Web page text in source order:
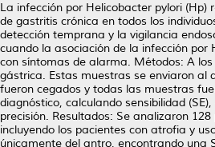
La infección por Helicobacter pylori
de gastritis crónica en todos los
detección temprana y la vigilancia
cuando la asociación de la infección
con síntomas de alarma. Métodos: A
gástrica. Estas muestras se enviaron al
fueron cegados y todas las muestras
diagnóstico, calculando sensibilidad
precisión. Resultados: Se analizaron
incluyendo los pacientes con atrofia y
únicamente del antro, encontrando una